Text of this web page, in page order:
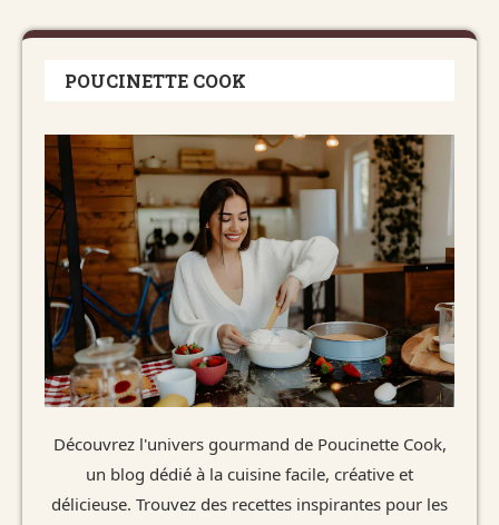
POUCINETTE COOK
Découvrez l'univers gourmand de Poucinette Cook,
un blog dédié à la cuisine facile, créative et
délicieuse. Trouvez des recettes inspirantes pour les